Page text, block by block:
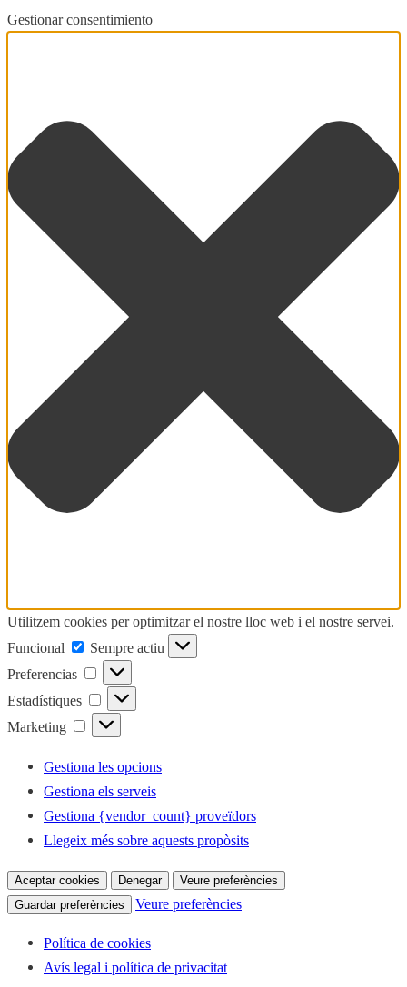
Gestionar consentimiento
Utilitzem cookies per optimitzar el nostre lloc web i el nostre servei.
Funcional
Funcional
Sempre actiu
Preferencias
Preferencias
Estadístiques
Estadístiques
Marketing
Marketing
Gestiona les opcions
Gestiona els serveis
Gestiona {vendor_count} proveïdors
Llegeix més sobre aquests propòsits
Aceptar cookies Denegar
Veure preferències
Guardar preferències
Veure preferències
Política de cookies
Avís legal i política de privacitat